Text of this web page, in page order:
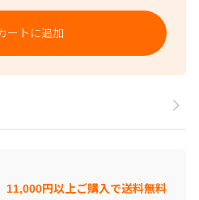
ートに追加
11,000円以上ご購入で送料無料